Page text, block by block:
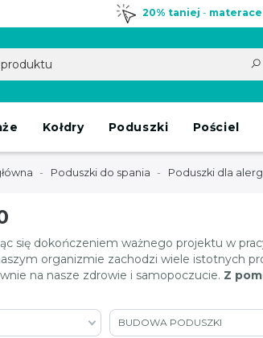
20% taniej - materace
Kołdry Poduszki Pościel
Poduszki do spania Poduszki dla
się dokończeniem ważnego projektu w
organizmie zachodzi wiele istotnych
na nasze zdrowie i samopoczucie. Z
BUDOWA PODUSZKI